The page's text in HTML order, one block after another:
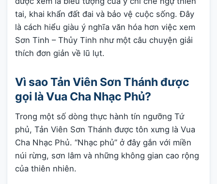
tai, khai khẩn đất đai và bảo vệ cuộc sống. Đây
là cách hiểu giàu ý nghĩa văn hóa hơn việc xem
Sơn Tinh – Thủy Tinh như một câu chuyện giải
thích đơn giản về lũ lụt.
Vì sao Tản Viên Sơn Thánh được
gọi là Vua Cha Nhạc Phủ?
Trong một số dòng thực hành tín ngưỡng Tứ
phủ, Tản Viên Sơn Thánh được tôn xưng là Vua
Cha Nhạc Phủ. “Nhạc phủ” ở đây gắn với miền
núi rừng, sơn lâm và những không gian cao rộng
của thiên nhiên.